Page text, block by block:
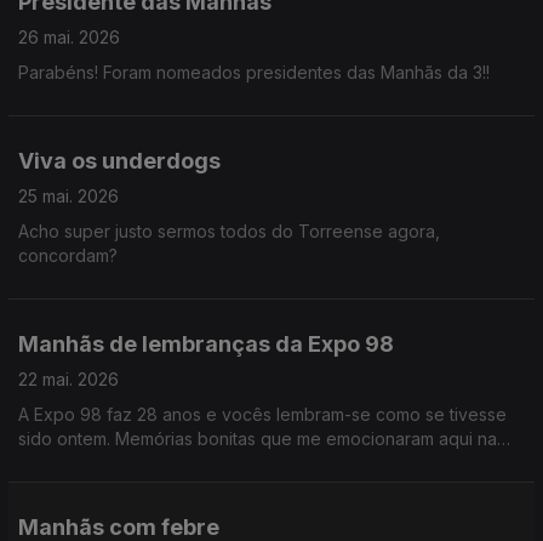
26 mai. 2026
Parabéns! Foram nomeados presidentes das Manhãs da 3!!
Viva os underdogs
25 mai. 2026
Acho super justo sermos todos do Torreense agora,
concordam?
Manhãs de lembranças da Expo 98
22 mai. 2026
A Expo 98 faz 28 anos e vocês lembram-se como se tivesse
sido ontem. Memórias bonitas que me emocionaram aqui na
Manhãs com febre